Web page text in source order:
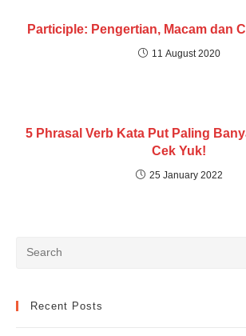
Participle: Pengertian, Macam dan
11 August 2020
5 Phrasal Verb Kata Put Paling
Cek Yuk!
25 January 2022
Recent Posts